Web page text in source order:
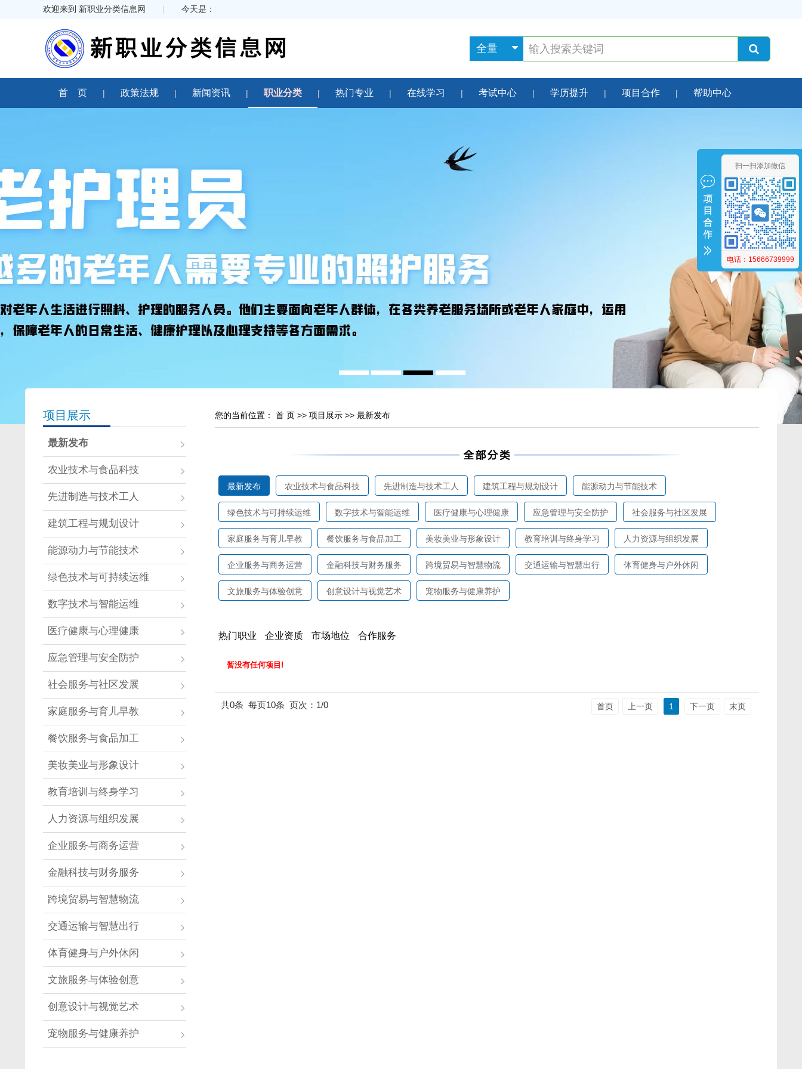
欢迎来到 新职业分类信息网 | 今天是：
全量
首 页 政策法规 新闻资讯 职业分类 热门专业 在线学习 考试中心 学历提升 项目合作 帮助中心
项目展示
最新发布
农业技术与食品科技
先进制造与技术工人
建筑工程与规划设计
能源动力与节能技术
绿色技术与可持续运维
数字技术与智能运维
医疗健康与心理健康
应急管理与安全防护
社会服务与社区发展
家庭服务与育儿早教
餐饮服务与食品加工
美妆美业与形象设计
教育培训与终身学习
人力资源与组织发展
企业服务与商务运营
金融科技与财务服务
跨境贸易与智慧物流
交通运输与智慧出行
体育健身与户外休闲
文旅服务与体验创意
创意设计与视觉艺术
宠物服务与健康养护
您的当前位置： 首 页 >> 项目展示 >> 最新发布
最新发布 农业技术与食品科技 先进制造与技术工人 建筑工程与规划设计 能源动力与节能技术
绿色技术与可持续运维 数字技术与智能运维 医疗健康与心理健康 应急管理与安全防护 社会服务与社区发展
家庭服务与育儿早教 餐饮服务与食品加工 美妆美业与形象设计 教育培训与终身学习 人力资源与组织发展
企业服务与商务运营 金融科技与财务服务 跨境贸易与智慧物流 交通运输与智慧出行 体育健身与户外休闲
文旅服务与体验创意 创意设计与视觉艺术 宠物服务与健康养护
热门职业 企业资质 市场地位 合作服务
暂没有任何项目!
共0条 每页10条 页次：1/0 首页 上一页 1 下一页 末页
扫一扫添加微信
电话：15666739999